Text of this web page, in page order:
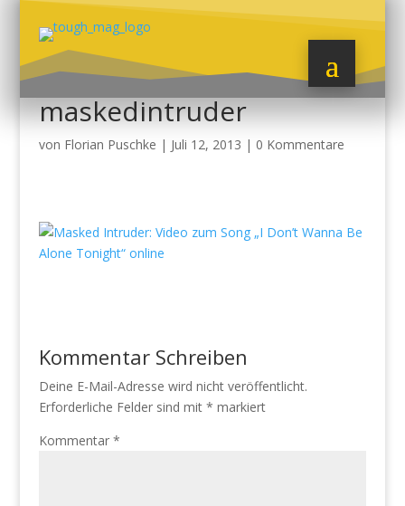
maskedintruder
von Florian Puschke | Juli 12, 2013 | 0 Kommentare
Kommentar Schreiben
Deine E-Mail-Adresse wird nicht veröffentlicht.
Erforderliche Felder sind mit * markiert
Kommentar *